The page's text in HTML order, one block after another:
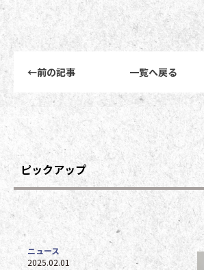
←前の記事 一覧へ戻る
ピックアップ
ニュース
2025.02.01